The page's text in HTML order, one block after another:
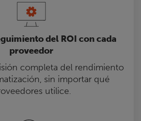
del ROI con cada
proveedor
completa del rendimiento
sin importar qué
utilice.